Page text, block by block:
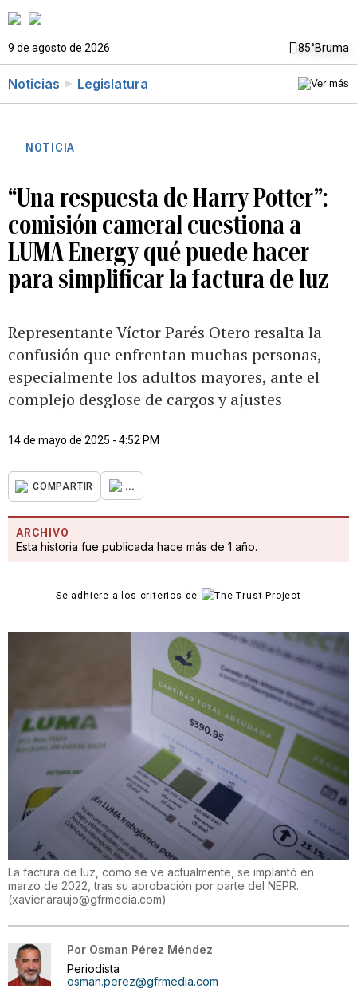
9 de agosto de 2026 85°Bruma
Noticias Legislatura
NOTICIA
“Una respuesta de Harry Potter”:
comisión cameral cuestiona a
LUMA Energy qué puede hacer
para simplificar la factura de luz
Representante Víctor Parés Otero resalta la
confusión que enfrentan muchas personas,
especialmente los adultos mayores, ante el
complejo desglose de cargos y ajustes
14 de mayo de 2025 - 4:52 PM
COMPARTIR ...
ARCHIVO
Esta historia fue publicada hace más de 1 año.
Se adhiere a los criterios de
La factura de luz, como se ve actualmente, se implantó en
marzo de 2022, tras su aprobación por parte del NEPR.
(xavier.araujo@gfrmedia.com)
Por Osman Pérez Méndez
Periodista
osman.perez@gfrmedia.com